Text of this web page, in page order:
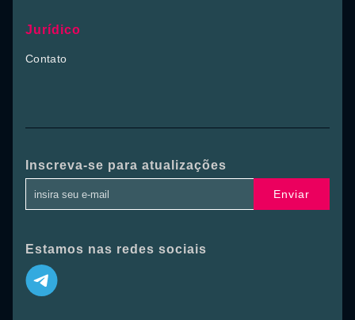
Jurídico
Contato
Inscreva-se para atualizações
Enviar
Estamos nas redes sociais